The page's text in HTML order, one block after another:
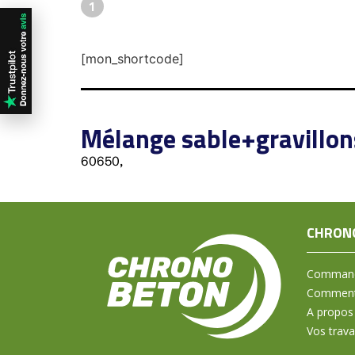
1
[mon_shortcode]
Mélange
60650,
A propos
Vos